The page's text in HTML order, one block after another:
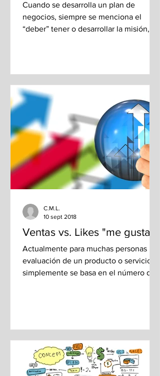
Cuando se desarrolla un plan de
negocios, siempre se menciona el
“deber” tener o desarrollar la misión,
Ventas vs. Likes "me gusta"
Actualmente para muchas personas la
evaluación de un producto o servicio
simplemente se basa en el número de
C.M.L.
10 sept 2018